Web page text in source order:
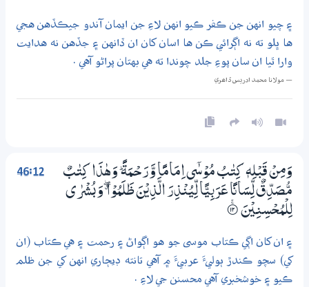
۽ چيو انهن جن ڪفر ڪيو انهن لاءِ جن ايمان آندو جيڪڏهن هجي
ها ڀلو ته نه اڳرائي ڪن ها اسان کان ان ڏانهن ۽ جڏهن نه هدايت
وارا ٿيا ان سان پوءِ جلد چوندا ته هي بهتان پراڻو آهي .
— مولانا محمد ادريس ڏاھري
46:12
وَمِنْ قَبْلِهٖ كِتٰبُ مُوْسٰٓى اِمَامًا وَّرَحْـمَةً ۭ وَھٰذَا كِتٰبٌ
مُّصَدِّقٌ لِّسَانًا عَرَبِيًّا لِّيُنْذِرَ الَّذِيْنَ ظَلَمُوْا ڰ وَبُشْرٰى
لِلْمُحْسِـنِيْنَ ۝ۚ12
۽ ان کان اڳي ڪتاب موسى جو هو اڳواڻ ۽ رحمت ۽ هي ڪتاب (ان
کي) سچو ڪندڙ ٻوليءَ عربيءَ ۾ آهي تانته ڊيڄاري انهن کي جن ظلم
ڪيو ۽ خوشخبري آهي محسنن جي لاءِ .